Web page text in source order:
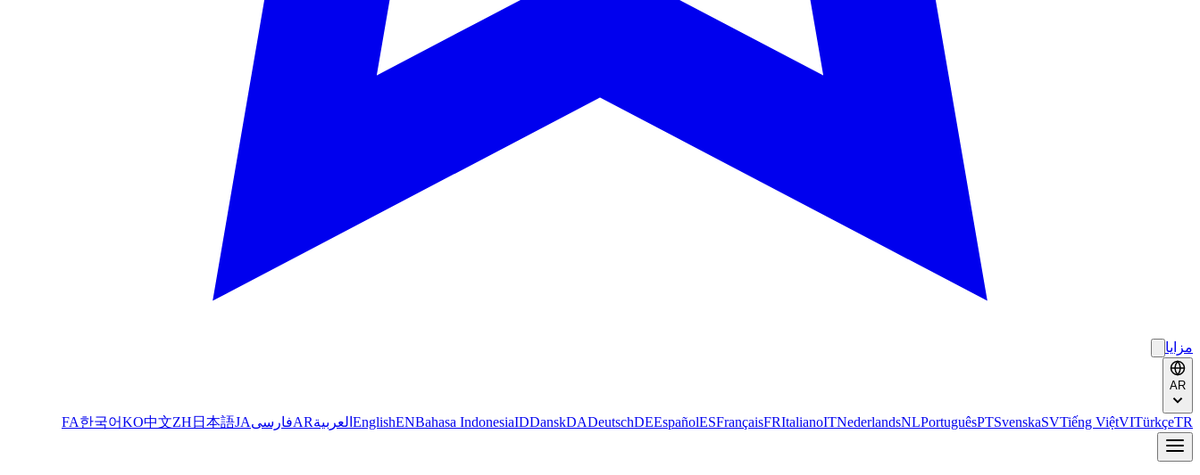
مزايا
AR
EnglishENBahasa IndonesiaIDDanskDADeutschDEEspañolESFrançaisFRItalianoITNederlandsNLPortuguêsPTSvenskaSVTiếng ViệtVITürkçeTR العربيةARفارسی FA한국어KO中文ZH 日本語JA